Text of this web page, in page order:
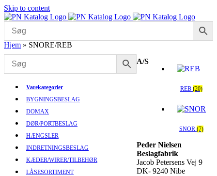
Skip to content
Hjem » SNORE/REB
REB (20)
SNOR (7)
Varekategorier
BYGNINGSBESLAG
DOMAX
DØR/PORTBESLAG
HÆNGSLER
INDRETNINGSBESLAG
KÆDER/WIRER/TILBEHØR
LÅSESORTIMENT
A/S
Peder Nielsen
Beslagfabrik
Jacob Petersens Vej 9
DK- 9240 Nibe